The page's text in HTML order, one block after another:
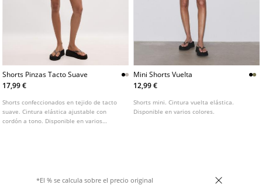
Shorts Pinzas Tacto Suave
17,99 €
Shorts confeccionados en tejido de tacto
suave. Cintura elástica ajustable con
cordón a tono. Disponible en varios
Mini Shorts Vuelta
12,99 €
Shorts mini. Cintura vuelta elástica.
Disponible en varios colores.
*El % se calcula sobre el precio original